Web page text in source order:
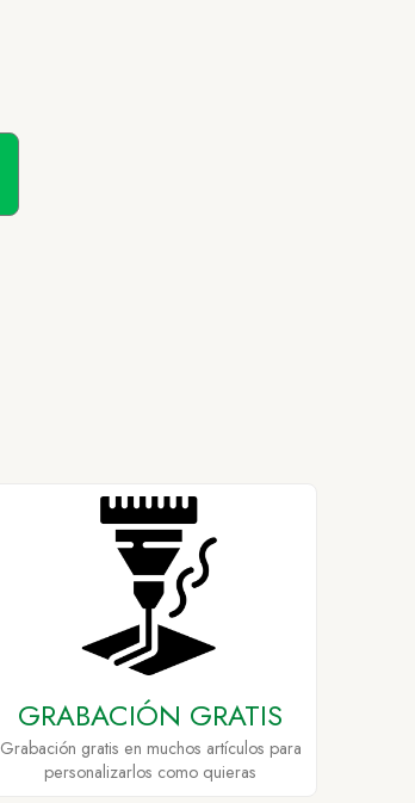
GRABACIÓN GRATIS
Grabación gratis en muchos artículos para
personalizarlos como quieras